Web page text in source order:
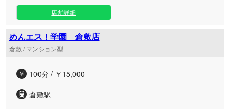
店舗詳細
めんエス！学園 倉敷店
倉敷 / マンション型
100分 / ￥15,000
倉敷駅